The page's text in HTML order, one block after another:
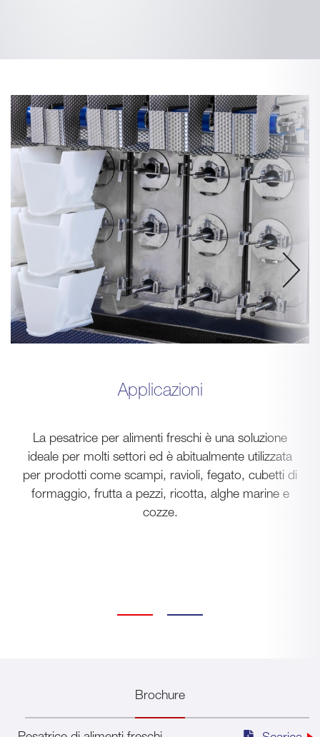
Applicazioni
La pesatrice per alimenti freschi è una soluzione
ideale per molti settori ed è abitualmente utilizzata
per prodotti come scampi, ravioli, fegato, cubetti di
formaggio, frutta a pezzi, ricotta, alghe marine e
cozze.
Brochure